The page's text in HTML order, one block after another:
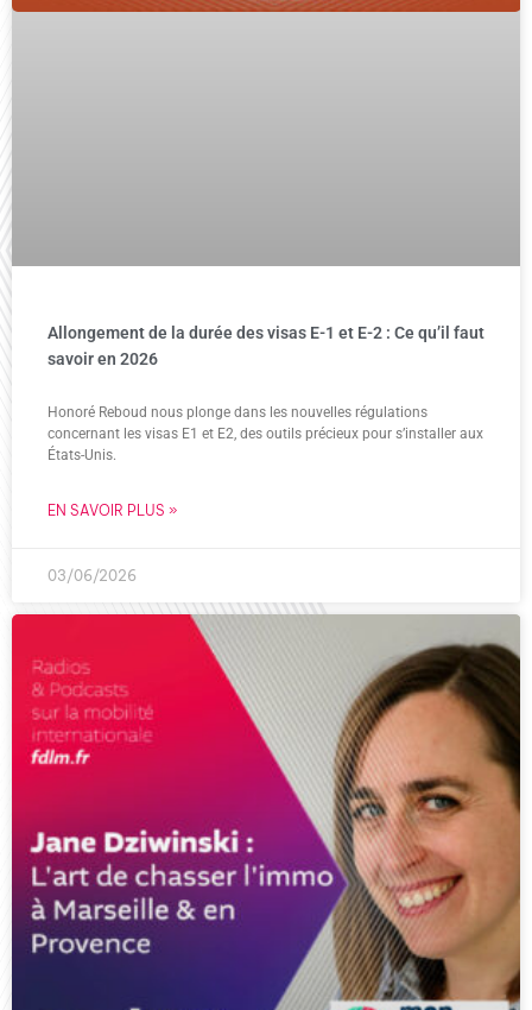
Allongement de la durée des visas E-1 et E-2 : Ce qu’il faut
savoir en 2026
Honoré Reboud nous plonge dans les nouvelles régulations
concernant les visas E1 et E2, des outils précieux pour s’installer aux
États-Unis.
EN SAVOIR PLUS »
03/06/2026